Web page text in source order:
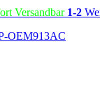
Versandbar 1-2
OEM913AC